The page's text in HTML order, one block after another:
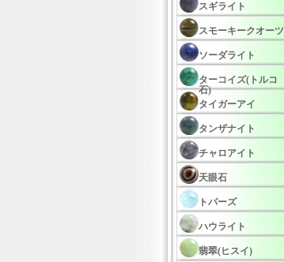
スギライト
スモーキークオーツ
ソーダライト
ターコイズ(トルコ
石)
タイガーアイ
タンザナイト
チャロアイト
天眼石
トパーズ
ハウライト
翡翠(ヒスイ)